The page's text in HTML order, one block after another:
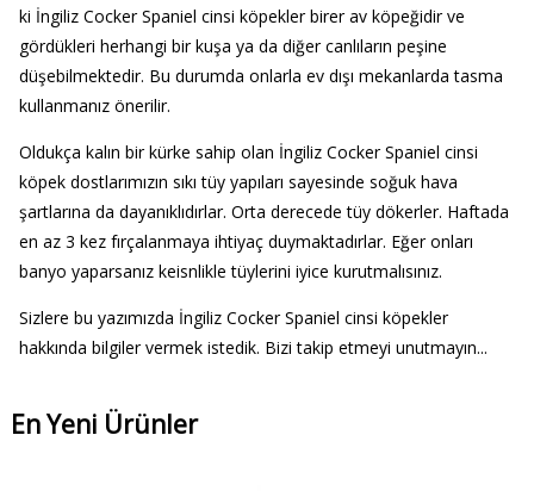
ki İngiliz Cocker Spaniel cinsi köpekler birer av köpeğidir ve
gördükleri herhangi bir kuşa ya da diğer canlıların peşine
düşebilmektedir. Bu durumda onlarla ev dışı mekanlarda tasma
kullanmanız önerilir.
Oldukça kalın bir kürke sahip olan İngiliz Cocker Spaniel cinsi
köpek dostlarımızın sıkı tüy yapıları sayesinde soğuk hava
şartlarına da dayanıklıdırlar. Orta derecede tüy dökerler. Haftada
en az 3 kez fırçalanmaya ihtiyaç duymaktadırlar. Eğer onları
banyo yaparsanız keisnlikle tüylerini iyice kurutmalısınız.
Sizlere bu yazımızda İngiliz Cocker Spaniel cinsi köpekler
hakkında bilgiler vermek istedik. Bizi takip etmeyi unutmayın...
En Yeni Ürünler